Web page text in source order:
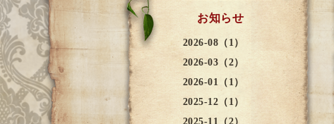
お知らせ
2026-08（1）
2026-03（2）
2026-01（1）
2025-12（1）
2025-11（2）